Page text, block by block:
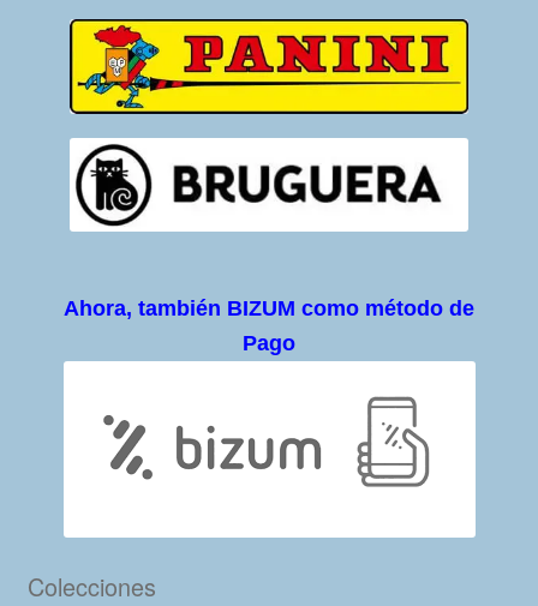
Ahora, también BIZUM como método de
Pago
Colecciones